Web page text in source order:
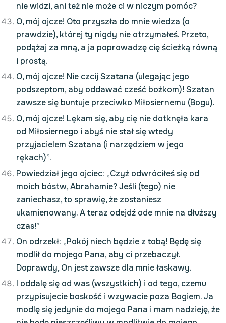
nie widzi, ani też nie może ci w niczym pomóc?
O, mój ojcze! Oto przyszła do mnie wiedza (o
prawdzie), której ty nigdy nie otrzymałeś. Przeto,
podążaj za mną, a ja poprowadzę cię ścieżką równą
i prostą.
O, mój ojcze! Nie czcij Szatana (ulegając jego
podszeptom, aby oddawać cześć bożkom)! Szatan
zawsze się buntuje przeciwko Miłosiernemu (Bogu).
O, mój ojcze! Lękam się, aby cię nie dotknęła kara
od Miłosiernego i abyś nie stał się wtedy
przyjacielem Szatana (i narzędziem w jego
rękach)”.
Powiedział jego ojciec: „Czyż odwróciłeś się od
moich bóstw, Abrahamie? Jeśli (tego) nie
zaniechasz, to sprawię, że zostaniesz
ukamienowany. A teraz odejdź ode mnie na dłuższy
czas!”
On odrzekł: „Pokój niech będzie z tobą! Będę się
modlił do mojego Pana, aby ci przebaczył.
Doprawdy, On jest zawsze dla mnie łaskawy.
I oddalę się od was (wszystkich) i od tego, czemu
przypisujecie boskość i wzywacie poza Bogiem. Ja
modlę się jedynie do mojego Pana i mam nadzieję, że